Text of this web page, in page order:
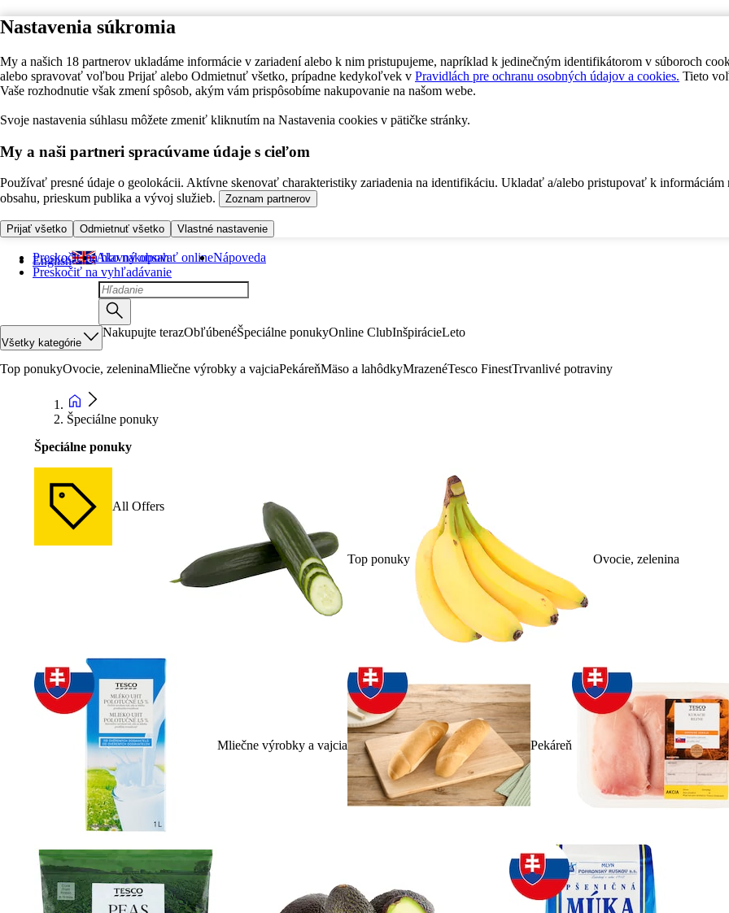
Nastavenia súkromia
My a našich 18 partnerov ukladáme informácie v zariadení alebo k nim pristupujeme, napríklad k jedinečným identifikátorom v súboroch
alebo spravovať voľbou Prijať alebo Odmietnuť všetko, prípadne kedykoľvek v Pravidlách pre ochranu osobných údajov a cookies. Tieto
Vaše rozhodnutie však zmení spôsob, akým vám prispôsobíme nakupovanie na našom webe.
Svoje nastavenia súhlasu môžete zmeniť kliknutím na Nastavenia cookies v pätičke stránky.
My a naši partneri spracúvame údaje s cieľom
Používať presné údaje o geolokácii. Aktívne skenovať charakteristiky zariadenia na identifikáciu. Ukladať a/alebo pristupovať k informáciám
obsahu, prieskum publika a vývoj služieb.
Zoznam partnerov
Prijať všetko Odmietnuť všetko Vlastné nastavenie
Preskočiť na hlavný obsah
Preskočiť na vyhľadávanie
English Ako nakupovať onlineNápoveda
Všetky kategórie
Nakupujte terazObľúbenéŠpeciálne ponukyOnline ClubInšpirácieLeto
Top ponukyOvocie, zeleninaMliečne výrobky a vajciaPekáreňMäso a lahôdkyMrazenéTesco FinestTrvanlivé potraviny
Špeciálne ponuky
Špeciálne ponuky
All Offers
Top ponuky Ovocie, zelenina
Mliečne výrobky a vajcia Pekáreň